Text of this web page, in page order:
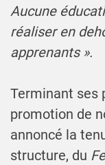
Aucune
réaliser en
apprenants ».
Terminant ses
promotion de
annoncé la
structure, du